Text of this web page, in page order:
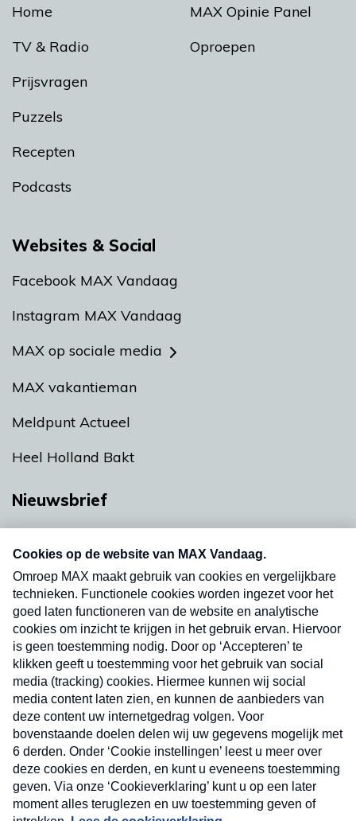
Home
TV & Radio
Prijsvragen
Puzzels
Recepten
Podcasts
MAX Opinie Panel
Oproepen
Websites & Social
Facebook MAX Vandaag
Instagram MAX Vandaag
MAX op sociale media
MAX vakantieman
Meldpunt Actueel
Heel Holland Bakt
Nieuwsbrief
nieuwsbrief. Elke vrijdag- en dinsdagochtend in
uw mailbox.
Verzend
Nieuwsbrief
Neem hier een gratis abonnement op onze
nieuwsbrief. Elke vrijdag- en dinsdagochtend in uw